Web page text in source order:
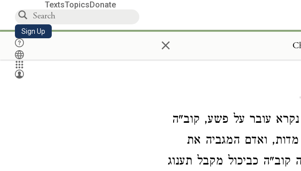
TextsTopicsDonate
Sign Up ×
עובר על פשע, קוב"ה
מדות, ואדם המגביה את
קוב"ה כביכול מקבל תענוג